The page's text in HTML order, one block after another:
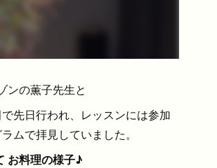
ンの薫子先生と
先日行われ、レッスンには参加
ムで拝見していました。
お料理の様子♪